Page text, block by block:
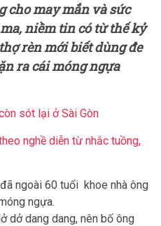
cho may mắn và sức
niềm tin có từ thế kỷ
rèn mới biết dùng đe
ra cái móng ngựa
sót lại ở Sài Gòn
nghề diễn từ nhắc tuồng,
ngoài 60 tuổi khoe nhà ông
ngựa.
dở dang dang, nên bố ông